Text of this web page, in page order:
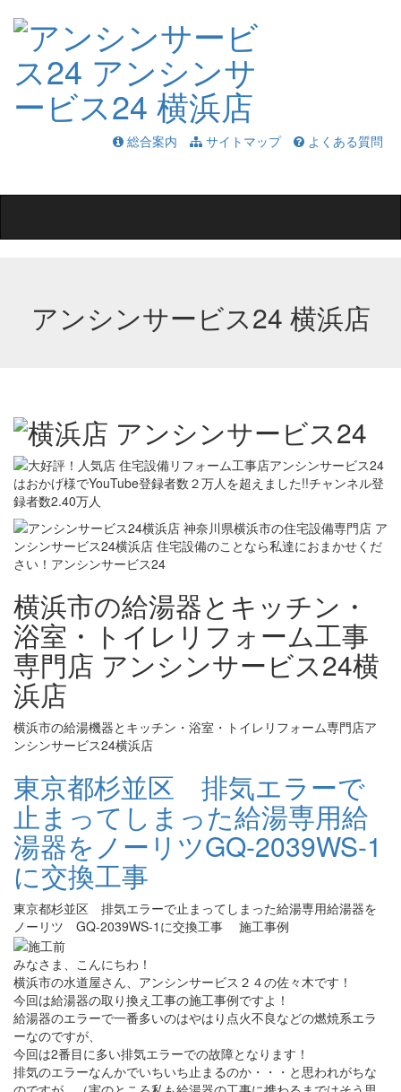
総合案内 サイトマップ
よくある質問
アンシンサービス24 横浜店
横浜市の給湯器とキッチン・
浴室・トイレリフォーム工事
専門店 アンシンサービス24横
浜店
横浜市の給湯機器とキッチン・浴室・トイレリフォーム専門店ア
ンシンサービス24横浜店
東京都杉並区 排気エラーで
止まってしまった給湯専用給
湯器をノーリツGQ-2039WS-1
に交換工事
東京都杉並区 排気エラーで止まってしまった給湯専用給湯器を
ノーリツ GQ-2039WS-1に交換工事 施工事例
みなさま、こんにちわ！
横浜市の水道屋さん、アンシンサービス２４の佐々木です！
今回は給湯器の取り換え工事の施工事例ですよ！
給湯器のエラーで一番多いのはやはり点火不良などの燃焼系エラ
ーなのですが、
今回は2番目に多い排気エラーでの故障となります！
排気のエラーなんかでいちいち止まるのか・・・と思われがちな